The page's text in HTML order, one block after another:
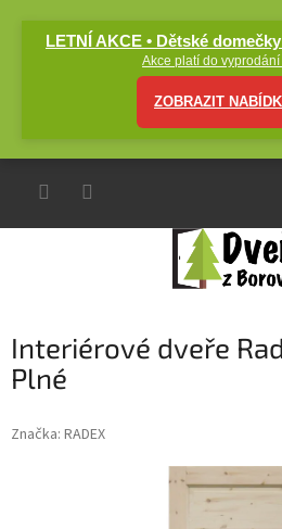
LETNÍ AKCE • Dětské
Akce platí do vyprodání
ZOBRAZIT
Interiérové dveře
Plné
Značka: RADEX